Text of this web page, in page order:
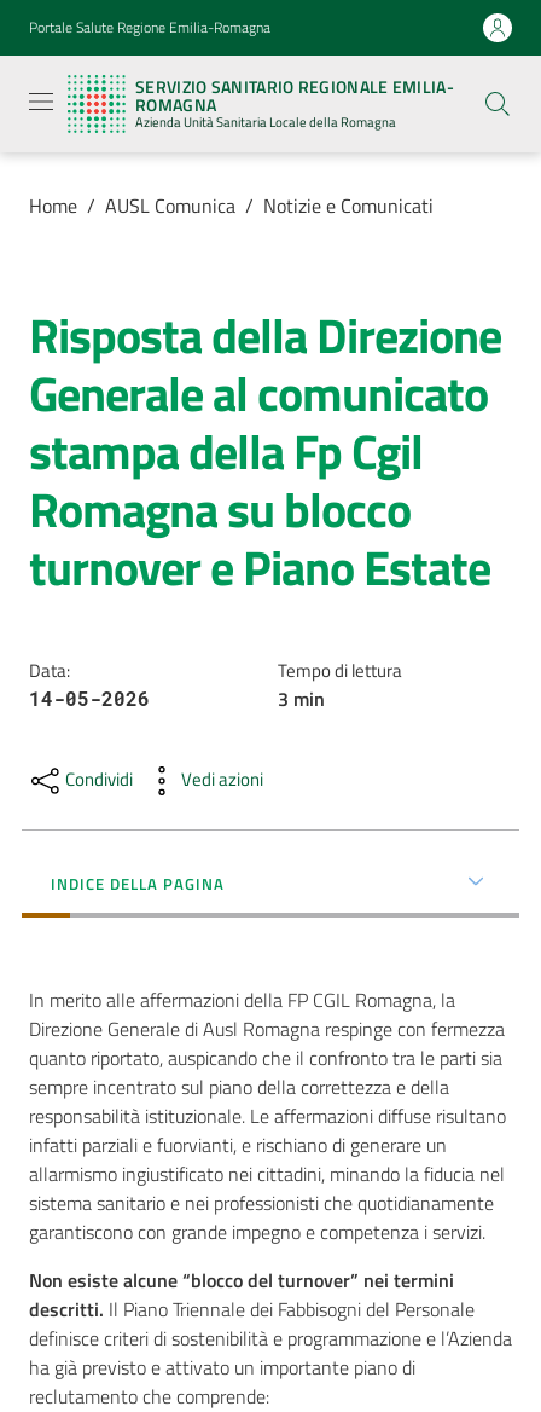
Vai al contenuto
Vai alla navigazione
Vai al footer
Portale Salute Regione Emilia-Romagna
SERVIZIO SANITARIO REGIONALE EMILIA-
ROMAGNA
Azienda Unità Sanitaria Locale della Romagna
Sanitario
Regionale
Emilia-
Romagna
Azienda
Sanitaria
Locale della
Azienda
Servizi
Luoghi
di
cura
AUSL
Carta
dei
Dedicato
Bandi
e
Concorsi
Seguici
su
Home / AUSL Comunica / Notizie e Comunicati
Salta al contenuto
Risposta della Direzione
Generale al comunicato
stampa della Fp Cgil
Romagna su blocco
turnover e Piano Estate
Data:
14-05-2026
Tempo di lettura
3 min
Condividi Vedi azioni
INDICE DELLA PAGINA
In merito alle affermazioni della FP CGIL Romagna, la
Direzione Generale di Ausl Romagna respinge con fermezza
quanto riportato, auspicando che il confronto tra le parti sia
sempre incentrato sul piano della correttezza e della
responsabilità istituzionale. Le affermazioni diffuse risultano
infatti parziali e fuorvianti, e rischiano di generare un
allarmismo ingiustificato nei cittadini, minando la fiducia nel
sistema sanitario e nei professionisti che quotidianamente
garantiscono con grande impegno e competenza i servizi.
Non esiste alcune “blocco del turnover” nei termini
descritti. Il Piano Triennale dei Fabbisogni del Personale
definisce criteri di sostenibilità e programmazione e l’Azienda
ha già previsto e attivato un importante piano di
reclutamento che comprende: